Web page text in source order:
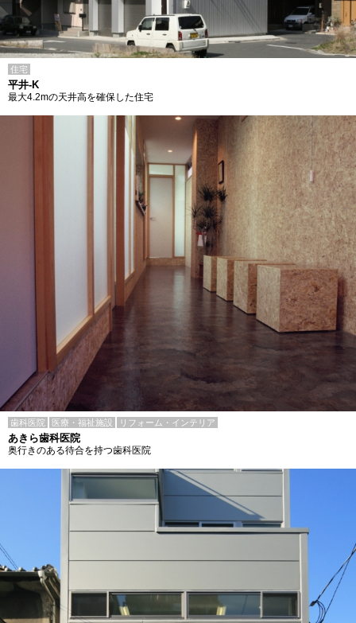
住宅
平井-K
最大4.2mの天井高を確保した住宅
歯科医院 医療・福祉施設 リフォーム・インテリア
あきら歯科医院
奥行きのある待合を持つ歯科医院